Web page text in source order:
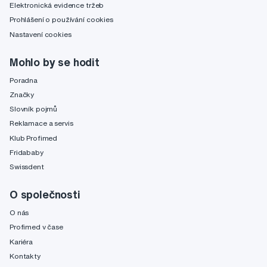
Elektronická evidence tržeb
Prohlášení o používání cookies
Nastavení cookies
Mohlo by se hodit
Poradna
Značky
Slovník pojmů
Reklamace a servis
Klub Profimed
Fridababy
Swissdent
O společnosti
O nás
Profimed v čase
Kariéra
Kontakty